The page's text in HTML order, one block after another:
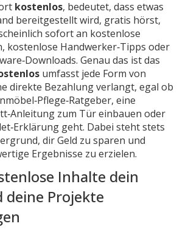
kostenlos, bedeutet, dass etwas
bereitgestellt wird, gratis hörst,
sofort an kostenlose
kostenlose Handwerker‑Tipps oder
Genau das ist das
umfasst jede Form von
direkte Bezahlung verlangt, egal ob
eine
zum Tür einbauen oder
geht. Dabei steht stets
dir Geld zu sparen und
Ergebnisse zu erzielen.
Inhalte dein
deine Projekte